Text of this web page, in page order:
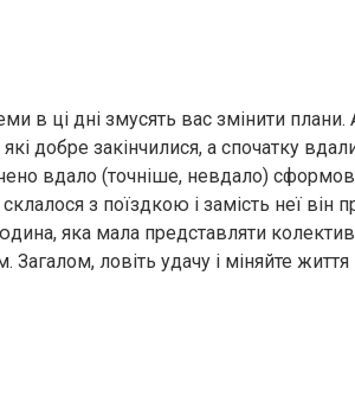
в ці дні змусять вас змінити
добре закінчилися, а спочатку
вдало (точніше, невдало)
з поїздкою і замість неї
яка мала представляти
Загалом, ловіть удачу і міняйте